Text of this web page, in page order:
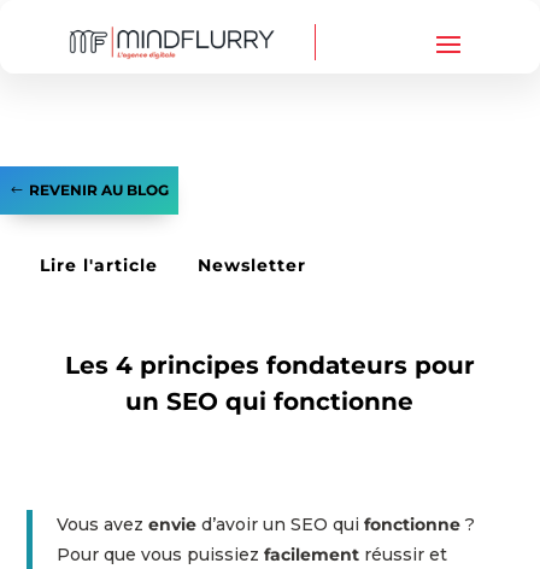
REVENIR AU BLOG
Lire l'article Newsletter
Les 4 principes fondateurs pour
un SEO qui fonctionne
Vous avez envie d’avoir un SEO qui fonctionne ?
Pour que vous puissiez facilement réussir et